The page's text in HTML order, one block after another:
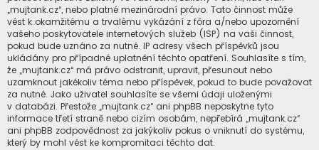
„mujtank.cz“, nebo platné mezinárodní právo. Tato činnost může
vést k okamžitému a trvalému vykázání z fóra a/nebo upozornění
vašeho poskytovatele internetových služeb (ISP) na vaši činnost,
pokud bude uznáno za nutné. IP adresy všech příspěvků jsou
ukládány pro případné uplatnění těchto opatření. Souhlasíte s tím,
že „mujtank.cz“ má právo odstranit, upravit, přesunout nebo
uzamknout jakékoliv téma nebo příspěvek, pokud to bude považovat
za nutné. Jako uživatel souhlasíte se všemi údaji uloženými
v databázi. Přestože „mujtank.cz“ ani phpBB neposkytne tyto
informace třetí straně nebo cizím osobám, nepřebírá „mujtank.cz“
ani phpBB zodpovědnost za jakýkoliv pokus o vniknutí do systému,
který by mohl vést ke kompromitaci těchto dat.